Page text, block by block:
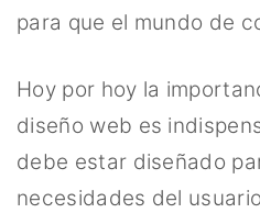
para que el mundo de
Hoy por hoy la
diseño web es
debe estar diseñado
necesidades del